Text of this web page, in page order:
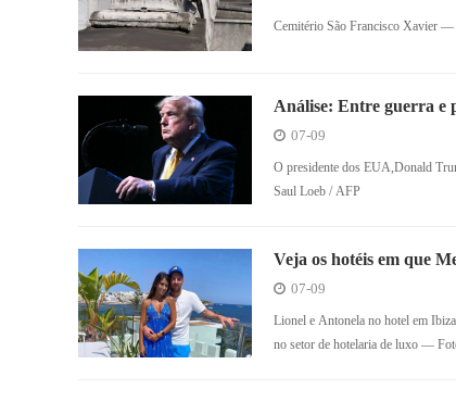
Cemitério São Francisco Xavier —
Análise: Entre guerra e
frágeis
07-09
O presidente dos EUA,Donald
Saul Loeb / AFP
Veja os hotéis em que
07-09
Lionel e Antonela no hotel em
no setor de hotelaria de luxo —